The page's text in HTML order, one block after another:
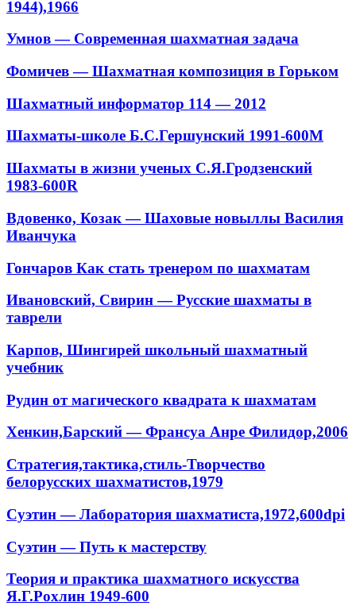
1944),1966
Умнов — Современная шахматная задача
Фомичев — Шахматная композиция в Горьком
Шахматный информатор 114 — 2012
Шахматы-школе Б.С.Гершунский 1991-600M
Шахматы в жизни ученых С.Я.Гродзенский
1983-600R
Вдовенко, Козак — Шаховые новыллы Василия
Иванчука
Гончаров Как стать тренером по шахматам
Ивановский, Свирин — Русские шахматы в
таврели
Карпов, Шингирей школьный шахматный
учебник
Рудин от магического квадрата к шахматам
Хенкин,Барский — Франсуа Анре Филидор,2006
Стратегия,тактика,стиль-Творчество
белорусских шахматистов,1979
Суэтин — Лаборатория шахматиста,1972,600dpi
Суэтин — Путь к мастерству
Теория и практика шахматного искусства
Я.Г.Рохлин 1949-600